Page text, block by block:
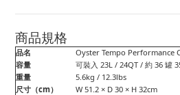
商品規格
品名
Oyster Tempo Performance
容量
可裝入 23L / 24QT / 約 36 罐
重量
5.6kg / 12.3lbs
尺寸（cm）
W 51.2 × D 30 × H 32cm